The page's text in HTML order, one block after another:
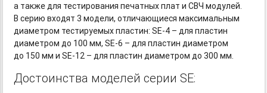
а также для тестирования печатных плат и СВЧ модулей.
В серию входят 3 модели, отличающиеся максимальным
диаметром тестируемых пластин:SE-4 – для пластин
диаметром до 100 мм,SE-6 – для пластин диаметром
до 150 мм и SE-12 – для пластин диаметром до 300 мм.
Достоинства моделей серии SE: